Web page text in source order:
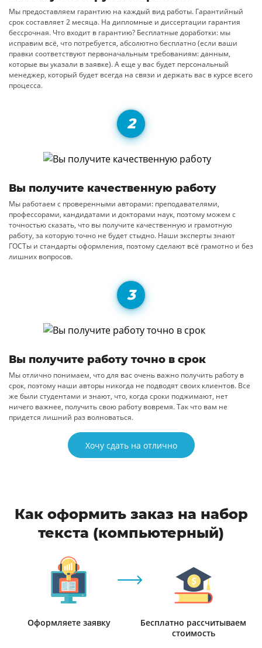
Мы предоставляем гарантию на каждый вид работы. Гарантийный
срок составляет 2 месяца. На дипломные и диссертации гарантия
бессрочная. Что входит в гарантию? Бесплатные доработки: мы
исправим всё, что потребуется, абсолютно бесплатно (если ваши
правки соответствуют первоначальным требованиям: данным,
которые вы указали в заявке). А еще у вас будет персональный
менеджер, который будет всегда на связи и держать вас в курсе всего
процесса.
Вы получите качественную работу
Мы работаем с проверенными авторами: преподавателями,
профессорами, кандидатами и докторами наук, поэтому можем с
точностью сказать, что вы получите качественную и грамотную
работу, за которую точно не будет стыдно. Наши эксперты знают
ГОСТы и стандарты оформления, поэтому сделают всё грамотно и без
лишних вопросов.
Вы получите работу точно в срок
Мы отлично понимаем, что для вас очень важно получить работу в
срок, поэтому наши авторы никогда не подводят своих клиентов. Все
же были студентами и знают, что, когда сроки поджимают, нет
ничего важнее, получить свою работу вовремя. Так что вам не
придется лишний раз волноваться.
Хочу сдать на отлично
Как оформить заказ на набор
текста (компьютерный)
Оформляете заявку
Бесплатно рассчитываем
стоимость